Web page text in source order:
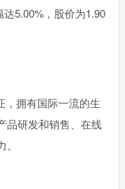
5.00%，股价为1.90
，拥有国际一流的生
品研发和销售、在线